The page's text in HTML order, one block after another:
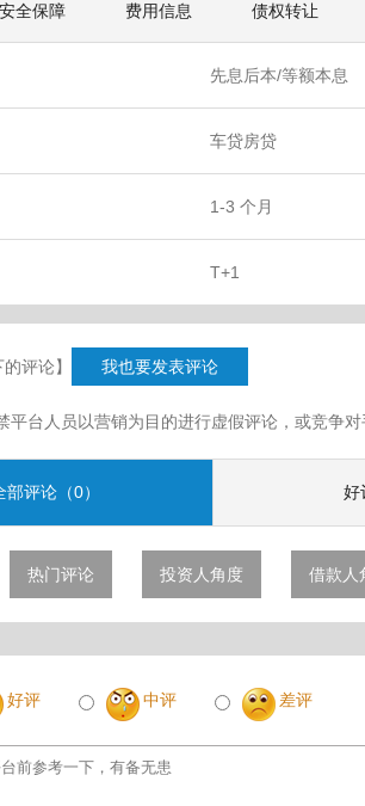
安全保障 费用信息 债权转让
先息后本/等额本息
车贷房贷
1-3 个月
T+1
评论】 我也要发表评论
平台人员以营销为目的进行虚假评论，或竞争
部评论（0） 好
热门评论 投资人角度 借款人
好评 中评 差评